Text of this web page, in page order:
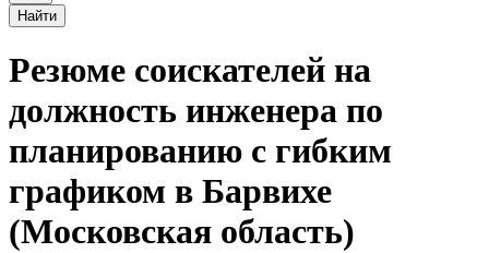
Найти
Резюме соискателей на
должность инженера по
планированию с гибким
графиком в Барвихе
(Московская область)